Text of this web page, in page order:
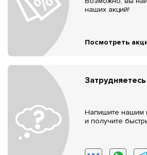
наших акций!
Посмотреть
Напишите нашим
и получите